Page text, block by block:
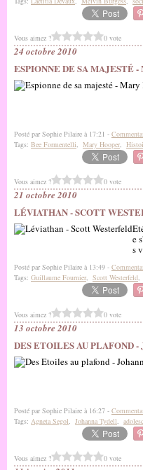
Vous aimez ? 0 vote
24 octobre 2010
ESPIONNE DE SA MAJESTÉ -
Posté par Sophie Pilaire à 17:21 -
Tags: Bee Formentelli, Mary Hooper,
Vous aimez ? 0 vote
21 octobre 2010
LÉVIATHAN - SCOTT
e
s
Posté par Sophie Pilaire à 13:49 -
Tags: Guillaume Fournier, Scott Westerfeld,
Vous aimez ? 0 vote
13 octobre 2010
DES ETOILES AU PLAFOND
Posté par Sophie Pilaire à 16:27 -
Tags: Agneta Segol, Johanna Tydell,
Vous aimez ? 0 vote